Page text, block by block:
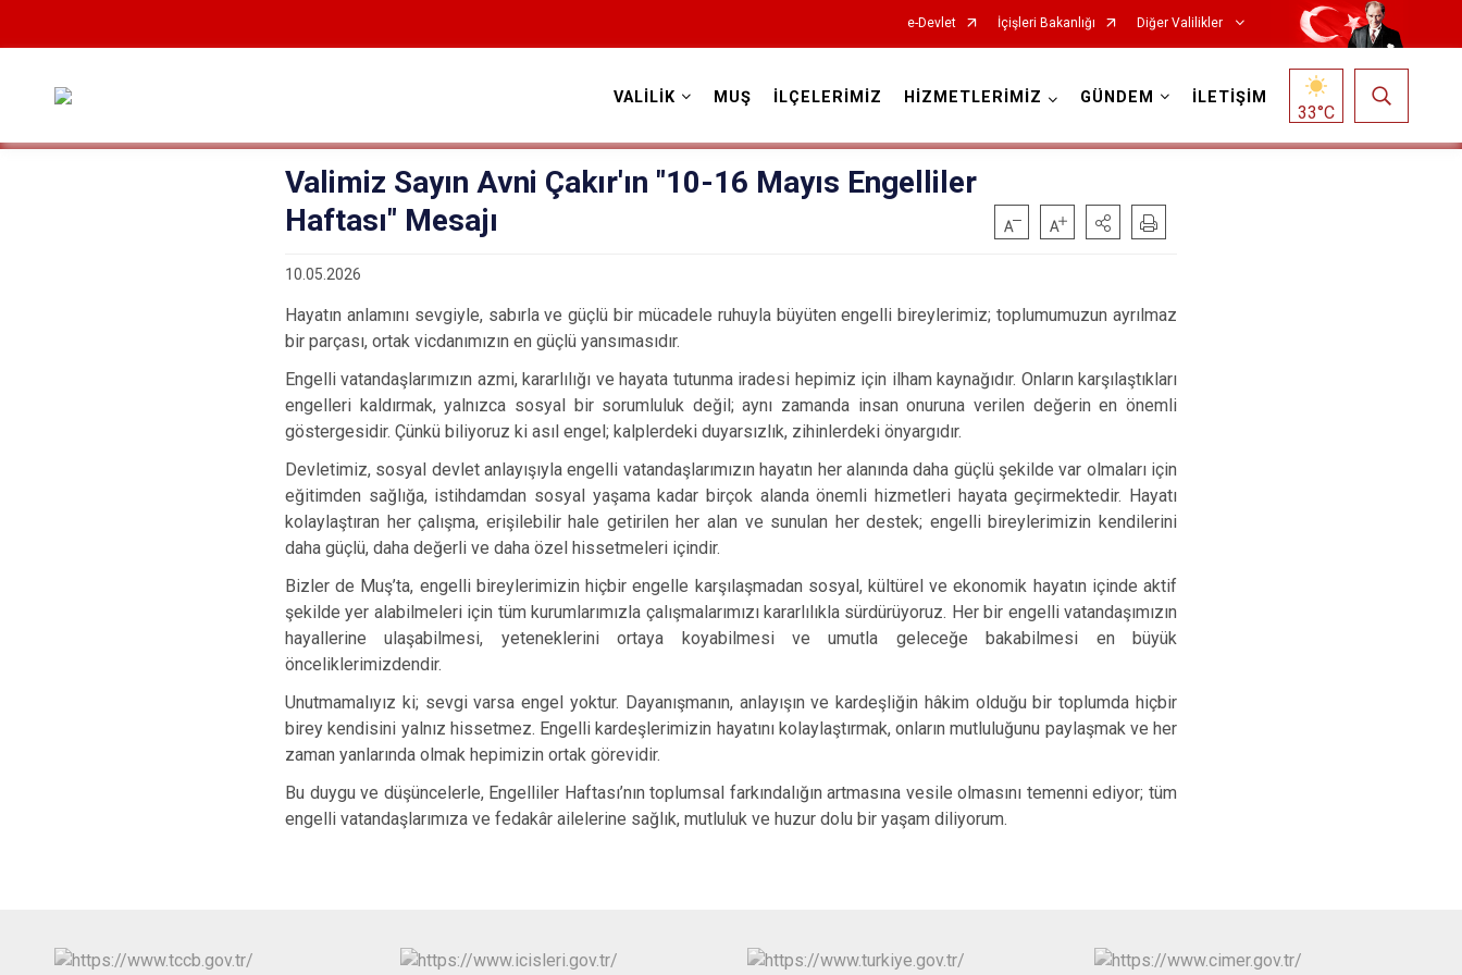
e-Devlet İçişleri Bakanlığı Diğer Valilikler
VALİLİK MUŞ İLÇELERİMİZ HİZMETLERİMİZ GÜNDEM İLETİŞİM
33°C
Valimiz Sayın Avni Çakır'ın "10-16 Mayıs Engelliler
Haftası" Mesajı
10.05.2026
Hayatın anlamını sevgiyle, sabırla ve güçlü bir mücadele ruhuyla büyüten engelli bireylerimiz; toplumumuzun ayrılmaz
bir parçası, ortak vicdanımızın en güçlü yansımasıdır.
Engelli vatandaşlarımızın azmi, kararlılığı ve hayata tutunma iradesi hepimiz için ilham kaynağıdır. Onların karşılaştıkları
engelleri kaldırmak, yalnızca sosyal bir sorumluluk değil; aynı zamanda insan onuruna verilen değerin en önemli
göstergesidir. Çünkü biliyoruz ki asıl engel; kalplerdeki duyarsızlık, zihinlerdeki önyargıdır.
Devletimiz, sosyal devlet anlayışıyla engelli vatandaşlarımızın hayatın her alanında daha güçlü şekilde var olmaları için
eğitimden sağlığa, istihdamdan sosyal yaşama kadar birçok alanda önemli hizmetleri hayata geçirmektedir. Hayatı
kolaylaştıran her çalışma, erişilebilir hale getirilen her alan ve sunulan her destek; engelli bireylerimizin kendilerini
daha güçlü, daha değerli ve daha özel hissetmeleri içindir.
Bizler de Muş’ta, engelli bireylerimizin hiçbir engelle karşılaşmadan sosyal, kültürel ve ekonomik hayatın içinde aktif
şekilde yer alabilmeleri için tüm kurumlarımızla çalışmalarımızı kararlılıkla sürdürüyoruz. Her bir engelli vatandaşımızın
hayallerine ulaşabilmesi, yeteneklerini ortaya koyabilmesi ve umutla geleceğe bakabilmesi en büyük
önceliklerimizdendir.
Unutmamalıyız ki; sevgi varsa engel yoktur. Dayanışmanın, anlayışın ve kardeşliğin hâkim olduğu bir toplumda hiçbir
birey kendisini yalnız hissetmez. Engelli kardeşlerimizin hayatını kolaylaştırmak, onların mutluluğunu paylaşmak ve her
zaman yanlarında olmak hepimizin ortak görevidir.
Bu duygu ve düşüncelerle, Engelliler Haftası’nın toplumsal farkındalığın artmasına vesile olmasını temenni ediyor; tüm
engelli vatandaşlarımıza ve fedakâr ailelerine sağlık, mutluluk ve huzur dolu bir yaşam diliyorum.